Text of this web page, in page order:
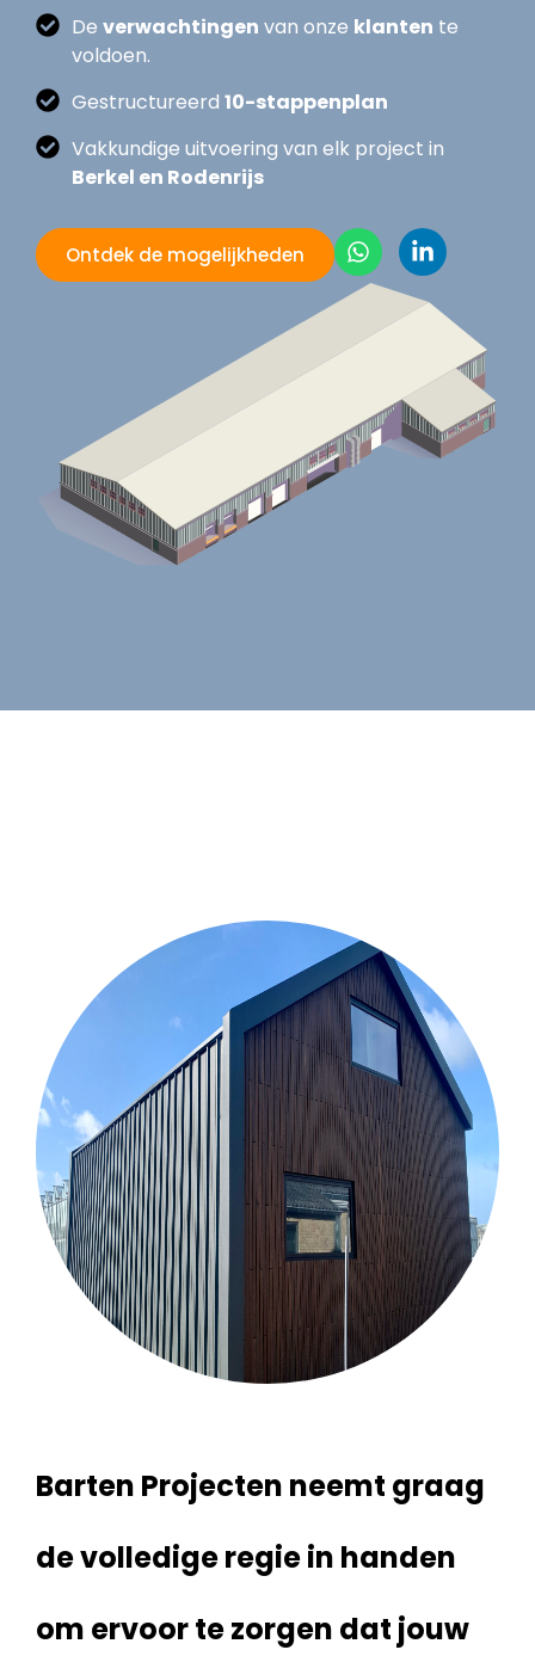
De verwachtingen van onze klanten te
voldoen.
Gestructureerd 10-stappenplan
Vakkundige uitvoering van elk project in
Berkel en Rodenrijs
Ontdek de mogelijkheden
Barten Projecten neemt graag
de volledige regie in handen
om ervoor te zorgen dat jouw